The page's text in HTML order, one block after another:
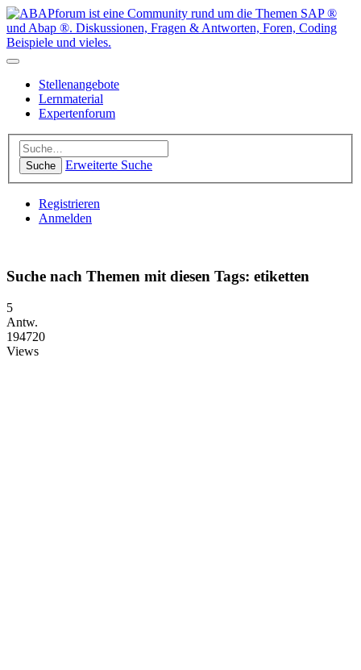
Stellenangebote
Lernmaterial
Expertenforum
Suche Erweiterte Suche
Registrieren
Anmelden
Suche nach Themen mit diesen Tags: etiketten
5
Antw.
194720
Views